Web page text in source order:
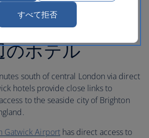
・ガトウィック
のホテル
south of central London via direct
hotels provide close links to
to the seaside city of Brighton
Gatwick Airporthas direct access to
すべて拒否